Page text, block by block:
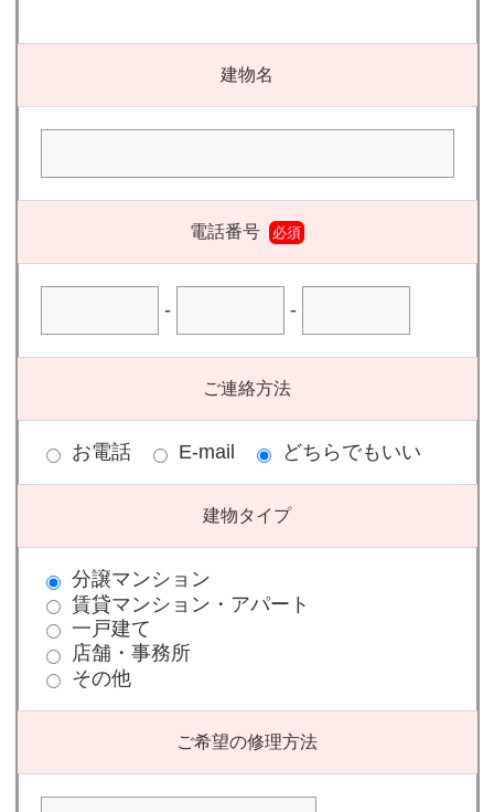
建物名
電話番号 必須
- -
ご連絡方法
お電話 E-mail どちらでもいい
建物タイプ
分譲マンション
賃貸マンション・アパート
一戸建て
店舗・事務所
その他
ご希望の修理方法